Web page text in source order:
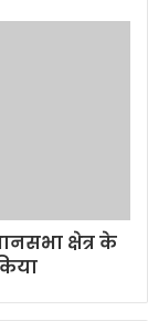
क्षेत्र के